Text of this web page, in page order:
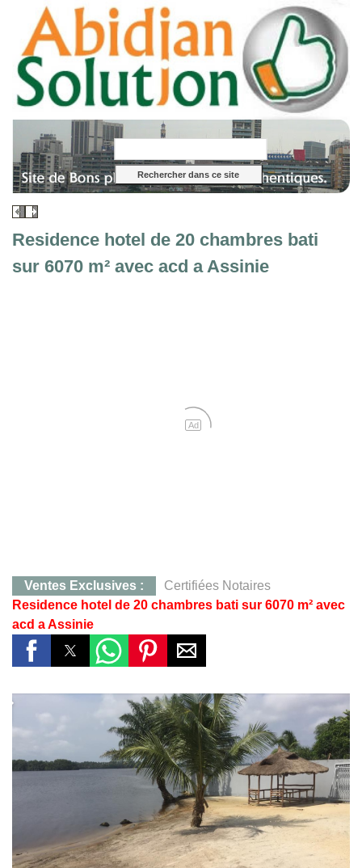
Residence hotel de 20 chambres bati
sur 6070 m² avec acd a Assinie
Ad
Ventes Exclusives :
Certifiées Notaires
CONTACT :
0707283405, M. KOFFI
Yamoussoukro :
Yakro :
Qt Mlock 823 m²,12 millions
38 Ha à 130 millions
Appartement 4 pièces, 120 millions, Acte Notarié + Acte de Propriété Foncière
2 Pltx Vallon :
Appt 4 pièces, 120 millions
Residence hotel de 20 chambres bati sur 6070 m² avec
acd a Assinie